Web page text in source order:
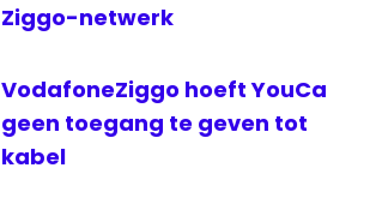
Ziggo-netwerk
VodafoneZiggo hoeft YouCa
geen toegang te geven tot
kabel